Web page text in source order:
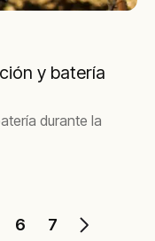
y batería
durante la
6 7